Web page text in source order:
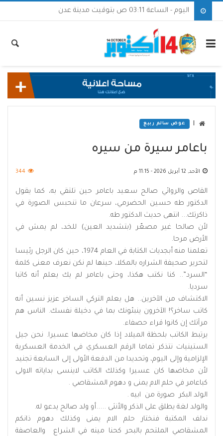
اليوم - الساعة 03:11 ص بتوقيت مدينة عدن
عوض سالم ربيع
باعامر سيرة من سيره
الأحد, 12 أبريل 2026 - 11:15 م 344
القاص والروائي صالح سعيد باعامر حين تلتقي به، كما يقول
الدكتور طه حسين الحضرمي، سرعان ما تنحبس الصورة في
ذاكرتك... انتهى حديث الدكتور طه.
لأن صالحا غير مصعّر (بتشديد العين) للخد، لم يمش في
الأرض مرحا.
تعلمنا منه أبجديات الكتابة في العام 1974، حين كان الرجل رئيسا
لتحرير صحيفة الشراره بالمكلا، حينها لم نكن نعرف معنى كلمة
“السرد”.. كنا نكتب هكذا، وحتى باعامر لم يك يعلم أنه كاتبا
سرديا.
الاكتشاف من الآخرين.. هل يعلم التركي الساخر عزيز نسين أنه
كاتب ساخر؟! الآخرون ينبئونك بما في دخيلة نفسك. الناس هم
مرآتك إن كانوا قراء حصفاء.
يرتبط الكاتب بلحظة الميلاد إذا كان مخاضها عسيرا. نحن جيل
الستينيات نتذكر تماما الرقم العسكري في الخدمة العسكرية
الإلزامية وإلى اليوم، وتحديدا من الدفعة الأولى إلى السابعة تجنيد
لأن مخاضها كان عسيرا وكذلك الكاتب لاينسى بداياته الاولى
كباعامر في حلم الام يمنى و دهوم المشقاصي .
الولد البكر صورة من ابيه .
والولد لغة يطلق على الذكر والأنثى .....أو ولد صالح يدعو له.
ندلف المكتبة فنختار حلم الام يمنى وكذلك دهوم ذانكم
المشقاصي الملتحم بالبحر كحنا مينه في الشراع والعاصفة